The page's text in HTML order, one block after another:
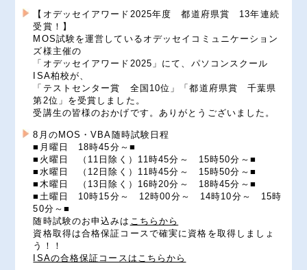
【オデッセイアワード2025年度 都道府県賞 13年連続
受賞！】
MOS試験を運営しているオデッセイコミュニケーション
ズ様主催の
「オデッセイアワード2025」にて、パソコンスクール
ISA柏校が、
「テストセンター賞 全国10位」「都道府県賞 千葉県
第2位」を受賞しました。
受講生の皆様のおかげです。ありがとうございました。
8月のMOS・VBA随時試験日程
■月曜日 18時45分～■
■火曜日 （11日除く）11時45分～ 15時50分～■
■水曜日 （12日除く）11時45分～ 15時50分～■
■木曜日 （13日除く）16時20分～ 18時45分～■
■土曜日 10時15分～ 12時00分～ 14時10分～ 15時
50分～■
随時試験のお申込みは こちらから
資格取得は合格保証コースで確実に資格を取得しましょ
う！！
ISAの合格保証コースはこちらから